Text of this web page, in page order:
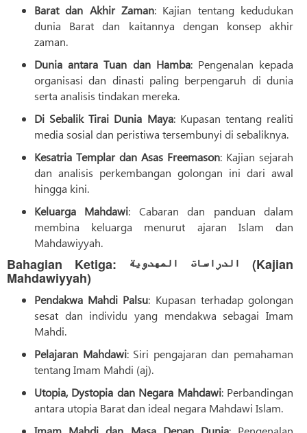
Barat dan Akhir Zaman: Kajian tentang kedudukan
dunia Barat dan kaitannya dengan konsep akhir
zaman.
Dunia antara Tuan dan Hamba: Pengenalan kepada
organisasi dan dinasti paling berpengaruh di dunia
serta analisis tindakan mereka.
Di Sebalik Tirai Dunia Maya: Kupasan tentang realiti
media sosial dan peristiwa tersembunyi di sebaliknya.
Kesatria Templar dan Asas Freemason: Kajian sejarah
dan analisis perkembangan golongan ini dari awal
hingga kini.
Keluarga Mahdawi: Cabaran dan panduan dalam
membina keluarga menurut ajaran Islam dan
Mahdawiyyah.
Bahagian Ketiga: الدراسات المهدویة (Kajian
Mahdawiyyah)
Pendakwa Mahdi Palsu: Kupasan terhadap golongan
sesat dan individu yang mendakwa sebagai Imam
Mahdi.
Pelajaran Mahdawi: Siri pengajaran dan pemahaman
tentang Imam Mahdi (aj).
Utopia, Dystopia dan Negara Mahdawi: Perbandingan
antara utopia Barat dan ideal negara Mahdawi Islam.